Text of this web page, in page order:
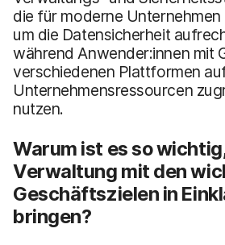
die für moderne
um die Datensicherheit
während Anwender:innen mit
verschiedenen Plattformen
Unternehmensressourcen
nutzen.
Warum ist es so
Verwaltung mit den
Geschäftszielen in
bringen?